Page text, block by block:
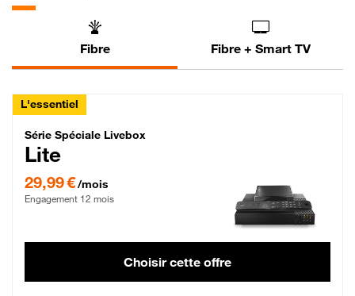
Fibre Fibre + Smart TV
L'essentiel
Série Spéciale Livebox Lite Fibre
Série Spéciale Livebox
Lite
29,99 €/mois
Engagement 12 mois
Choisir cette offre